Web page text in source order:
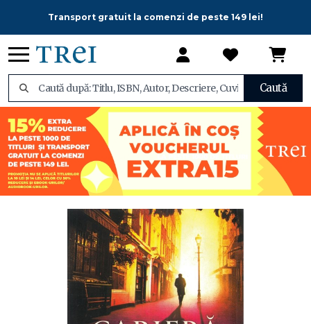
Transport gratuit la comenzi de peste 149 lei!
Caută